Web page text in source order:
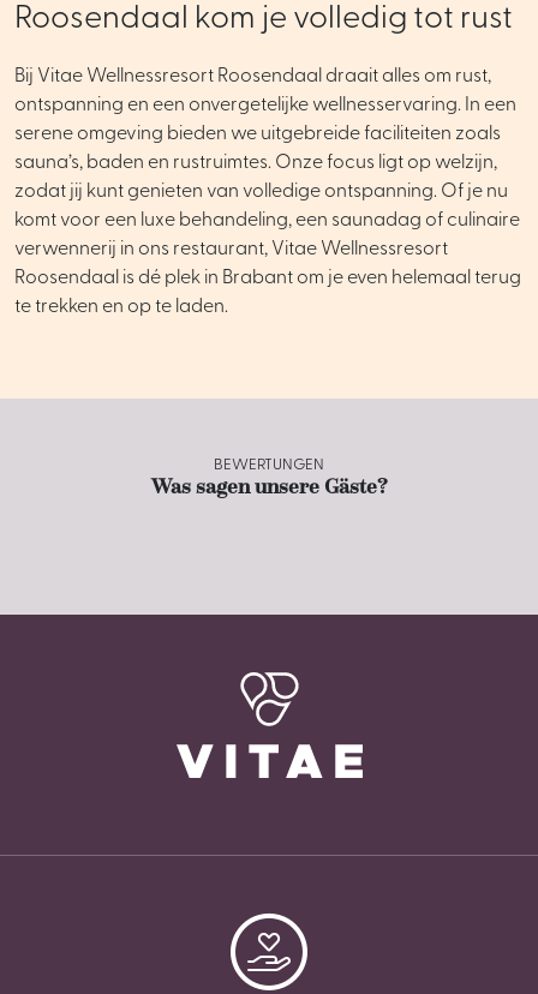
Roosendaal kom je volledig tot rust
Bij Vitae Wellnessresort Roosendaal draait alles om rust,
ontspanning en een onvergetelijke wellnesservaring. In een
serene omgeving bieden we uitgebreide faciliteiten zoals
sauna’s, baden en rustruimtes. Onze focus ligt op welzijn,
zodat jij kunt genieten van volledige ontspanning. Of je nu
komt voor een luxe behandeling, een saunadag of culinaire
verwennerij in ons restaurant, Vitae Wellnessresort
Roosendaal is dé plek in Brabant om je even helemaal terug
te trekken en op te laden.
BEWERTUNGEN
Was sagen unsere Gäste?